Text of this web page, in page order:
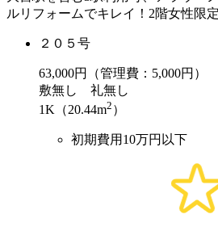
ルリフォームでキレイ！2階女性限定
２０５号
63,000円（管理費：5,000円）
敷無し 礼無し
1K（20.44m2 ）
初期費用10万円以下